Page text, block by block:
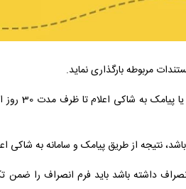
مربوطه بارگذاری نماید.
🔹️ در صورتی
نتیجه از طریق پیامک و سامانه به شاکی
مطروحه در هیات موضوع ماده 251 مکرر ق.م.م انصراف داشته باشد